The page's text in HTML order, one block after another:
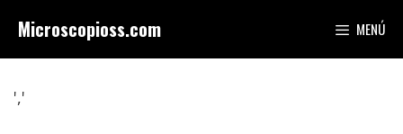
contenido
Microscopioss.com MENÚ
','